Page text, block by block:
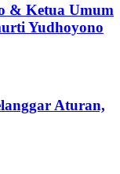
& Ketua Umum
Yudhoyono
Aturan,